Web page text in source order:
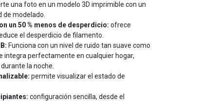
una foto en un modelo 3D imprimible con un
de modelado.
un 50 % menos de desperdicio: ofrece
el desperdicio de filamento.
Funciona con un nivel de ruido tan suave como
integra perfectamente en cualquier hogar,
la noche.
permite visualizar el estado de
configuración sencilla, desde el